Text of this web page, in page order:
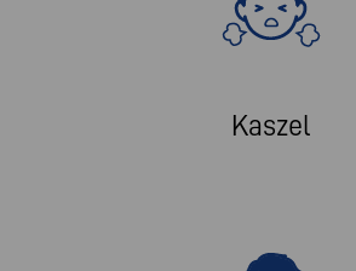
Kaszel